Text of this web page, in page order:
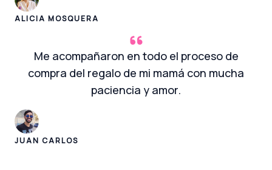
ALICIA MOSQUERA
Me acompañaron en todo el proceso de
compra del regalo de mi mamá con mucha
paciencia y amor.
JUAN CARLOS